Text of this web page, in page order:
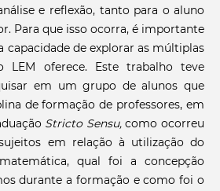
e reflexão, tanto para o aluno
Para que isso ocorra, é importante
capacidade de explorar as múltiplas
LEM oferece. Este trabalho teve
em um grupo de alunos que
de formação de professores, em
Stricto Sensu,como ocorreu
em relação à utilização do
qual foi a concepção
durante a formação e como foi o